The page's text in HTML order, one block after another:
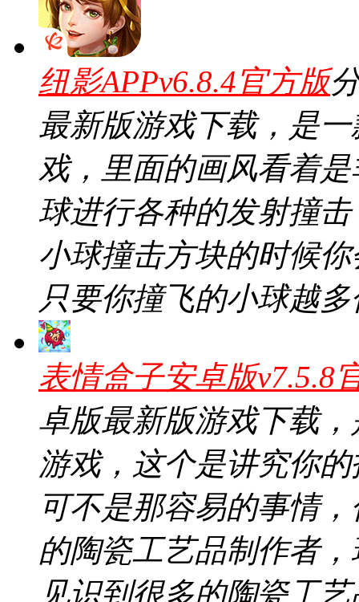
纽影APPv6.8.4官方版
最新版游戏下载，是
戏，里面的画风看着
球进行各种的发射撞
小球撞击方块的时候
只要你撞飞的小球越
表情盒子安卓版v7.5.8
卓版最新版游戏下载
游戏，这个是讲究你
可不是那容易的事情
的陶瓷工艺品制作者
见识到很多的陶瓷工